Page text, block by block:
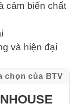
cảm biến chất
và hiện đại
chọn của BTV